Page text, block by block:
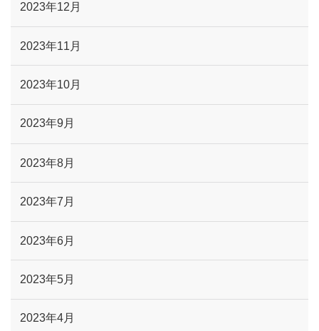
2023年12月
2023年11月
2023年10月
2023年9月
2023年8月
2023年7月
2023年6月
2023年5月
2023年4月